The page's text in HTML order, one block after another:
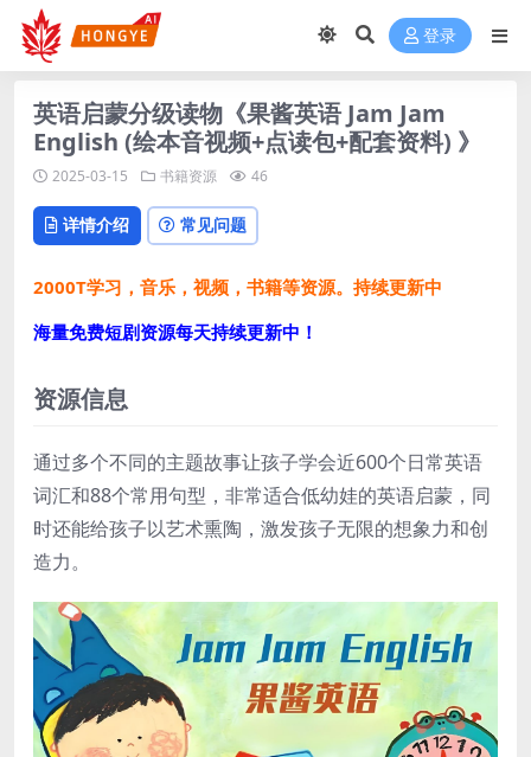
登录
英语启蒙分级读物《果酱英语 Jam Jam
English (绘本音视频+点读包+配套资料) 》
2025-03-15 书籍资源 46
详情介绍 常见问题
2000T学习，音乐，视频，书籍等资源。持续更新中
海量免费短剧资源每天持续更新中！
资源信息
通过多个不同的主题故事让孩子学会近600个日常英语
词汇和88个常用句型，非常适合低幼娃的英语启蒙，同
时还能给孩子以艺术熏陶，激发孩子无限的想象力和创
造力。